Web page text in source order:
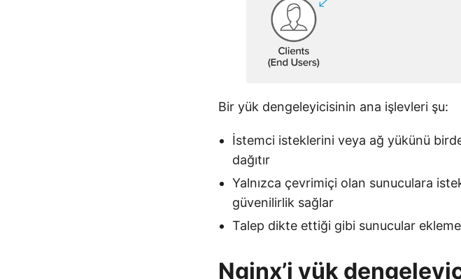
Bir yük dengeleyicisinin ana işlevleri şu:
İstemci isteklerini veya ağ yükünü
dağıtır
Yalnızca çevrimiçi olan sunuculara
güvenilirlik sağlar
Talep dikte ettiği gibi sunucular
Nginx’i yük